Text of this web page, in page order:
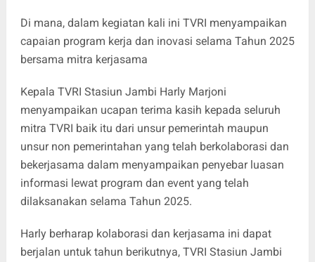
Di mana, dalam kegiatan kali ini TVRI menyampaikan
capaian program kerja dan inovasi selama Tahun 2025
bersama mitra kerjasama
Kepala TVRI Stasiun Jambi Harly Marjoni
menyampaikan ucapan terima kasih kepada seluruh
mitra TVRI baik itu dari unsur pemerintah maupun
unsur non pemerintahan yang telah berkolaborasi dan
bekerjasama dalam menyampaikan penyebar luasan
informasi lewat program dan event yang telah
dilaksanakan selama Tahun 2025.
Harly berharap kolaborasi dan kerjasama ini dapat
berjalan untuk tahun berikutnya, TVRI Stasiun Jambi